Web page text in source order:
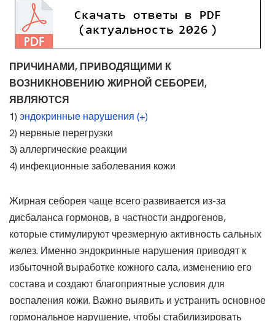
ПРИЧИНАМИ, ПРИВОДЯЩИМИ К
ВОЗНИКНОВЕНИЮ ЖИРНОЙ СЕБОРЕИ,
ЯВЛЯЮТСЯ
1) эндокринные нарушения (+)
2) нервные перегрузки
3) аллергические реакции
4) инфекционные заболевания кожи
Жирная себорея чаще всего развивается из-за
дисбаланса гормонов, в частности андрогенов,
которые стимулируют чрезмерную активность сальных
желез. Именно эндокринные нарушения приводят к
избыточной выработке кожного сала, изменению его
состава и создают благоприятные условия для
воспаления кожи. Важно выявить и устранить основное
гормональное нарушение, чтобы стабилизировать